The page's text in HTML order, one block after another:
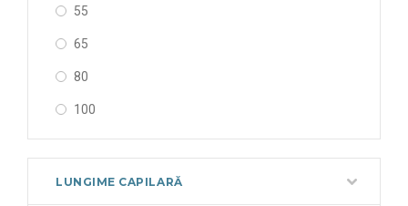
55
65
80
100
LUNGIME CAPILARĂ